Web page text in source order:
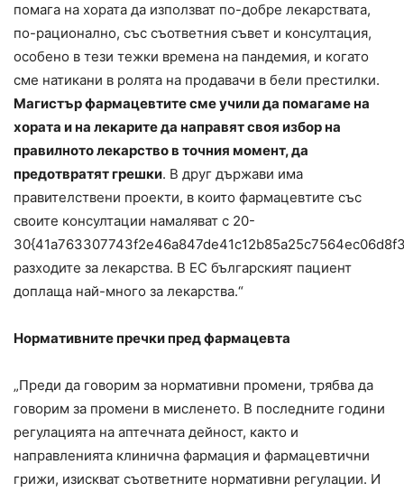
помага на хората да използват по-добре лекарствата,
по-рационално, със съответния съвет и консултация,
особено в тези тежки времена на пандемия, и когато
сме натикани в ролята на продавачи в бели престилки.
Магистър фармацевтите сме учили да помагаме на
хората и на лекарите да направят своя избор на
правилното лекарство в точния момент, да
предотвратят грешки. В друг държави има
правителствени проекти, в които фармацевтите със
своите консултации намаляват с 20-
разходите за лекарства. В ЕС българският пациент
доплаща най-много за лекарства.“
Нормативните пречки пред фармацевта
„Преди да говорим за нормативни промени, трябва да
говорим за промени в мисленето. В последните години
регулацията на аптечната дейност, както и
направленията клинична фармация и фармацевтични
грижи, изискват съответните нормативни регулации. И